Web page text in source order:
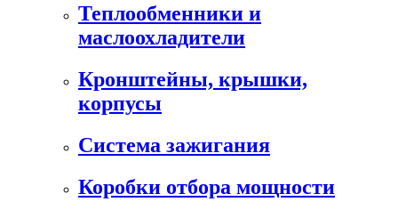
Теплообменники и
маслоохладители
Кронштейны, крышки,
корпусы
Cистема зажигания
Коробки отбора мощности